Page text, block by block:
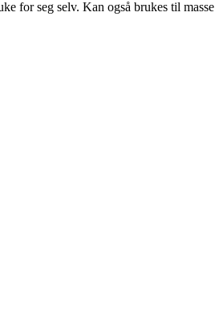
for seg selv. Kan også brukes til